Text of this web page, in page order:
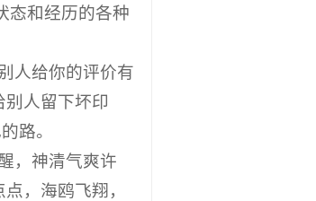
态和经历的各种
人给你的评价有
人留下坏印
路。
，神清气爽许
，海鸥飞翔，